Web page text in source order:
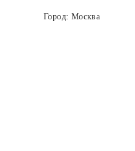
Город: Москва